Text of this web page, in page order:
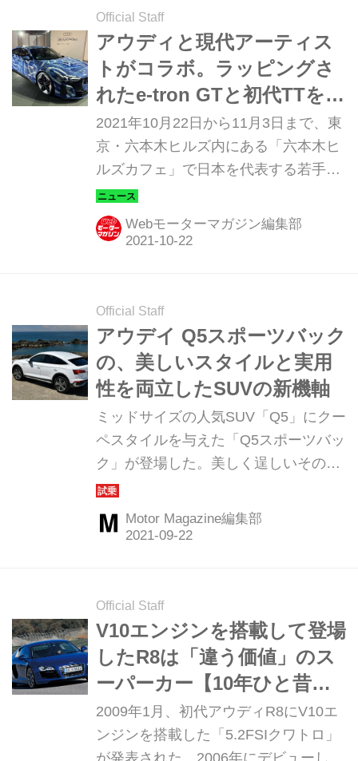
Official Staff
アウディと現代アーティス
トがコラボ。ラッピングさ
れたe-tron GTと初代TTをア
ートギャラリーに展示
2021年10月22日から11月3日まで、東
京・六本木ヒルズ内にある「六本木ヒ
ルズカフェ」で日本を代表する若手現
代アーティスト10名の作品を展示、販
売する現代アートギャラリー
「CADAN ROPPONGI presented by
によって誕生したアウディ e-tron GT
も展示されている。
Webモーターマガジン編集部
Official Staff
アウデイ Q5スポーツバック
の、美しいスタイルと実用
性を両立したSUVの新機軸
ミッドサイズの人気SUV「Q5」にクー
ペスタイルを与えた「Q5スポーツバッ
ク」が登場した。美しく逞しいそのボ
ディには、SUVに求められる実用性も
妥協することなく詰め込まれている。
Motor Magazine編集部
Official Staff
V10エンジンを搭載して登場
したR8は「違う価値」のス
ーパーカー【10年ひと昔の
新車】
2009年1月、初代アウディR8にV10エ
ンジンを搭載した「5.2FSIクワトロ」
が発表された。2006年にデビューした